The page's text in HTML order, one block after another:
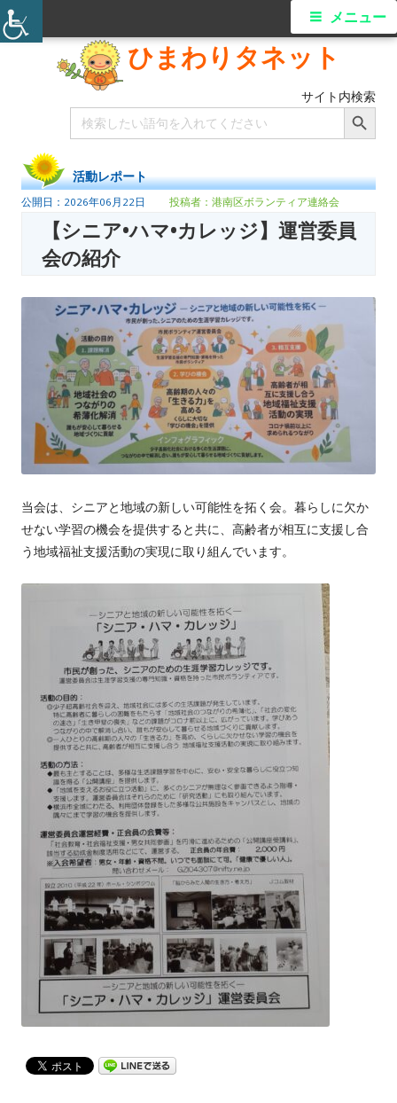
ひまわりタネット
サイト内検索
Search
for:
Search Button
メニュー
活動レポート
2026年06月22日 港南区ボランティア連絡会
【シニア•ハマ•カレッジ】運営委員
会の紹介
当会は、シニアと地域の新しい可能性を拓く会。暮らしに欠か
せない学習の機会を提供すると共に、高齢者が相互に支援し合
う地域福祉支援活動の実現に取り組んでいます。